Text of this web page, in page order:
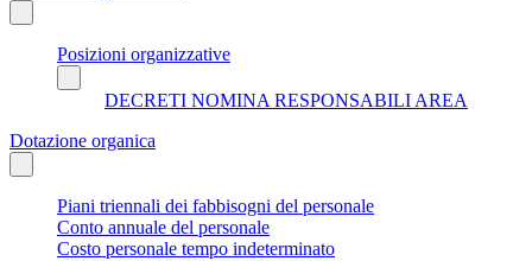
Posizioni organizzative
DECRETI NOMINA RESPONSABILI AREA
Dotazione organica
Piani triennali dei fabbisogni del personale
Conto annuale del personale
Costo personale tempo indeterminato